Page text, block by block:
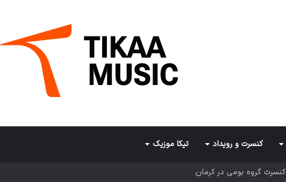
کنسرت و رویداد تیکا موزیک
کنسرت گروه بومی در کرمان